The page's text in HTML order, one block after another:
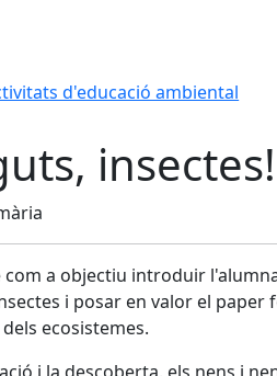
d'educació ambiental
insectes!
a objectiu introduir
i posar en valor el paper
ecosistemes.